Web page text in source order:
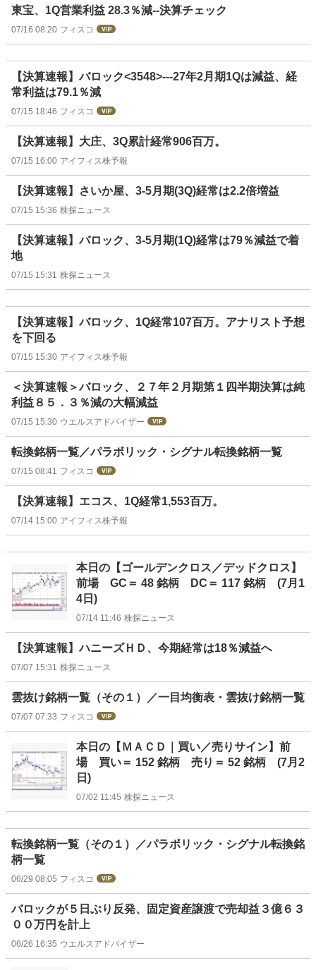
東宝、1Q営業利益 28.3％減--決算チェック
07/16 08:20 フィスコ
【決算速報】バロック<3548>---27年2月期1Qは減益、経
常利益は79.1％減
07/15 18:46 フィスコ
【決算速報】大庄、3Q累計経常906百万。
07/15 16:00 アイフィス株予報
【決算速報】さいか屋、3-5月期(3Q)経常は2.2倍増益
07/15 15:36 株探ニュース
【決算速報】バロック、3-5月期(1Q)経常は79％減益で着
地
07/15 15:31 株探ニュース
【決算速報】バロック、1Q経常107百万。アナリスト予想
を下回る
07/15 15:30 アイフィス株予報
＜決算速報＞バロック、２７年２月期第１四半期決算は純
利益８５．３％減の大幅減益
07/15 15:30 ウエルスアドバイザー
転換銘柄一覧／パラボリック・シグナル転換銘柄一覧
07/15 08:41 フィスコ
【決算速報】エコス、1Q経常1,553百万。
07/14 15:00 アイフィス株予報
本日の【ゴールデンクロス／デッドクロス】
前場 GC＝ 48 銘柄 DC＝ 117 銘柄 (7月1
4日)
07/14 11:46 株探ニュース
【決算速報】ハニーズＨＤ、今期経常は18％減益へ
07/07 15:31 株探ニュース
雲抜け銘柄一覧（その１）／一目均衡表・雲抜け銘柄一覧
07/07 07:33 フィスコ
本日の【ＭＡＣＤ｜買い／売りサイン】前
場 買い＝ 152 銘柄 売り＝ 52 銘柄 (7月2
日)
07/02 11:45 株探ニュース
転換銘柄一覧（その１）／パラボリック・シグナル転換銘
柄一覧
06/29 08:05 フィスコ
バロックが５日ぶり反発、固定資産譲渡で売却益３億６３
００万円を計上
06/26 16:35 ウエルスアドバイザー